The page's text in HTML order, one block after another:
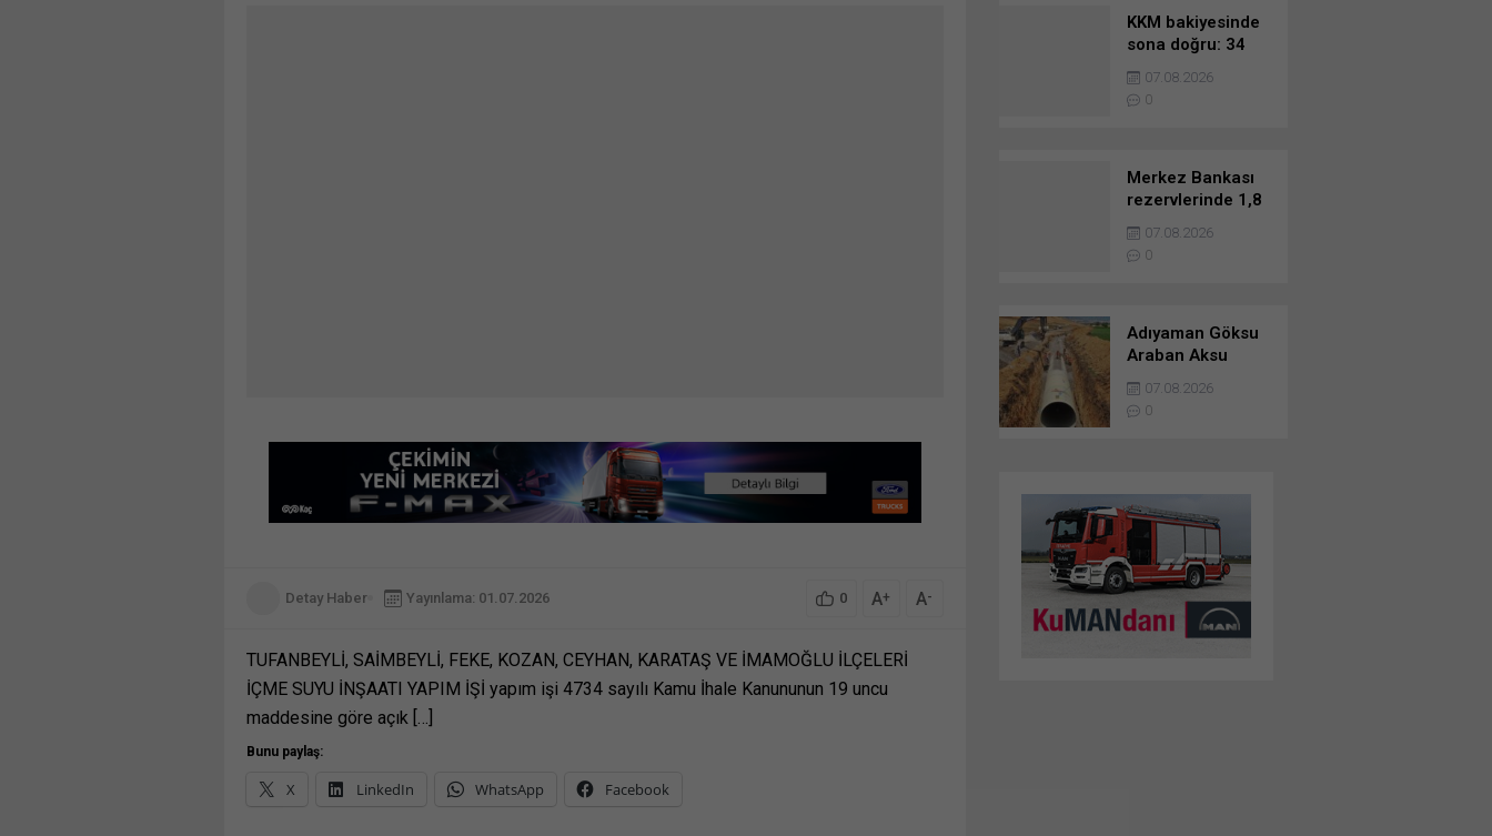
Detay Haber Yayınlama: 01.07.2026 0 A+ A-
TUFANBEYLİ, SAİMBEYLİ, FEKE, KOZAN, CEYHAN, KARATAŞ VE İMAMOĞLU İLÇELERİ
İÇME SUYU İNŞAATI YAPIM İŞİ yapım işi 4734 sayılı Kamu İhale Kanununun 19 uncu
maddesine göre açık […]
Bunu paylaş:
X LinkedIn WhatsApp Facebook
KKM bakiyesinde
sona doğru: 34
milyon lira azaldı
07.08.2026
0
Merkez Bankası
rezervlerinde 1,8
milyar dolarlık
artış
07.08.2026
0
Adıyaman Göksu
Araban Aksu
Regülatörü Ve
Besni-Keysun-
Kizilin Ana İletim
07.08.2026
0